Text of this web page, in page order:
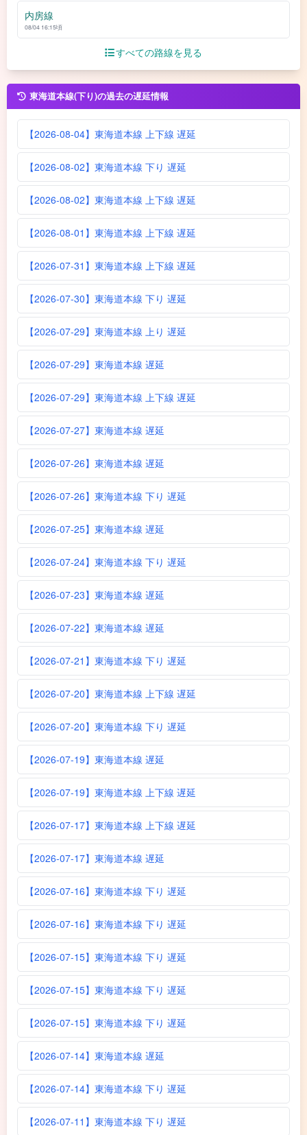
内房線
08/04 16:15頃
すべての路線を見る
東海道本線(下り)の過去の遅延情報
【2026-08-04】東海道本線 上下線 遅延
【2026-08-02】東海道本線 下り 遅延
【2026-08-02】東海道本線 上下線 遅延
【2026-08-01】東海道本線 上下線 遅延
【2026-07-31】東海道本線 上下線 遅延
【2026-07-30】東海道本線 下り 遅延
【2026-07-29】東海道本線 上り 遅延
【2026-07-29】東海道本線 遅延
【2026-07-29】東海道本線 上下線 遅延
【2026-07-27】東海道本線 遅延
【2026-07-26】東海道本線 遅延
【2026-07-26】東海道本線 下り 遅延
【2026-07-25】東海道本線 遅延
【2026-07-24】東海道本線 下り 遅延
【2026-07-23】東海道本線 遅延
【2026-07-22】東海道本線 遅延
【2026-07-21】東海道本線 下り 遅延
【2026-07-20】東海道本線 上下線 遅延
【2026-07-20】東海道本線 下り 遅延
【2026-07-19】東海道本線 遅延
【2026-07-19】東海道本線 上下線 遅延
【2026-07-17】東海道本線 上下線 遅延
【2026-07-17】東海道本線 遅延
【2026-07-16】東海道本線 下り 遅延
【2026-07-16】東海道本線 下り 遅延
【2026-07-15】東海道本線 下り 遅延
【2026-07-15】東海道本線 下り 遅延
【2026-07-15】東海道本線 下り 遅延
【2026-07-14】東海道本線 遅延
【2026-07-14】東海道本線 下り 遅延
【2026-07-11】東海道本線 下り 遅延